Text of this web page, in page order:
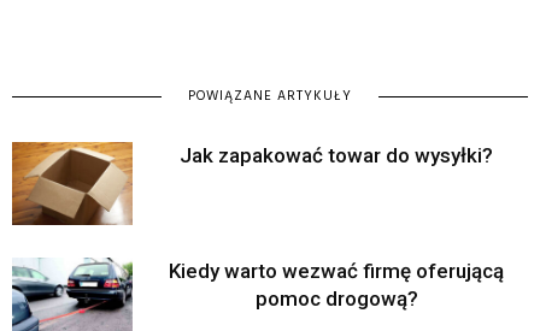
POWIĄZANE ARTYKUŁY
Jak zapakować towar do wysyłki?
Kiedy warto wezwać firmę oferującą
pomoc drogową?